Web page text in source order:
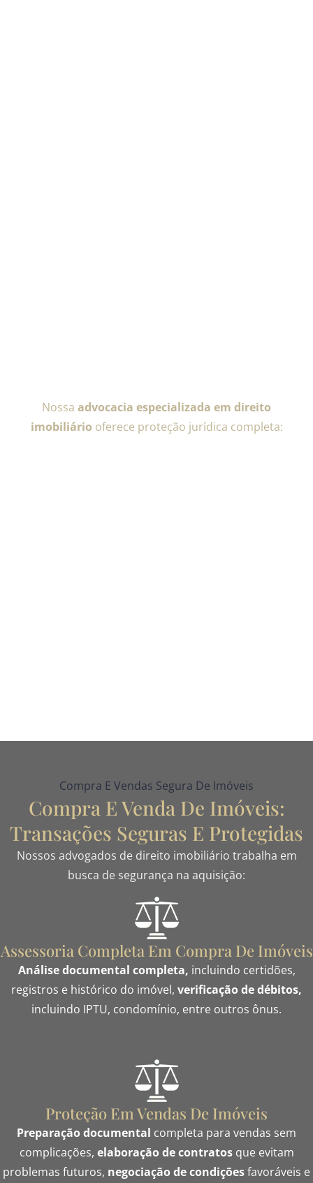
Nossa advocacia especializada em direito
imobiliário oferece proteção jurídica completa:
Compra E Vendas Segura De Imóveis
Compra E Venda De Imóveis:
Transações Seguras E Protegidas
Nossos advogados de direito imobiliário trabalha em
busca de segurança na aquisição:
Assessoria Completa Em Compra De Imóveis
Análise documental completa, incluindo certidões,
registros e histórico do imóvel, verificação de débitos,
incluindo IPTU, condomínio, entre outros ônus.
Proteção Em Vendas De Imóveis
Preparação documental completa para vendas sem
complicações, elaboração de contratosque evitam
problemas futuros, negociação de condiçõesfavoráveis e